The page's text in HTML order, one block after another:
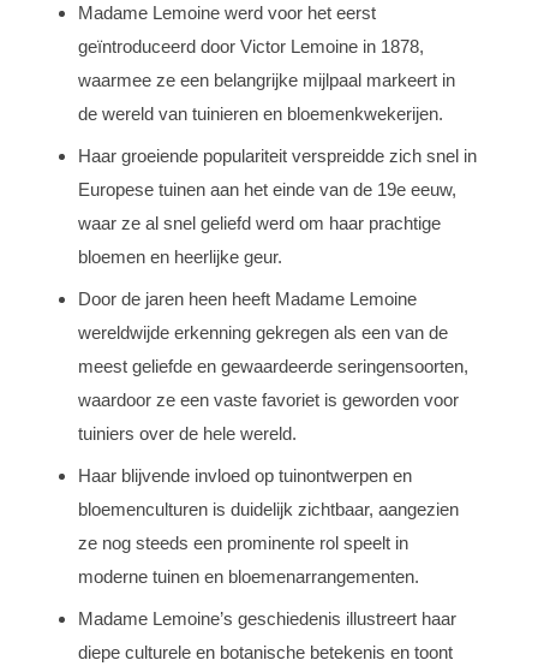
Madame Lemoine werd voor het eerst
geïntroduceerd door Victor Lemoine in 1878,
waarmee ze een belangrijke mijlpaal markeert in
de wereld van tuinieren en bloemenkwekerijen.
Haar groeiende populariteit verspreidde zich snel in
Europese tuinen aan het einde van de 19e eeuw,
waar ze al snel geliefd werd om haar prachtige
bloemen en heerlijke geur.
Door de jaren heen heeft Madame Lemoine
wereldwijde erkenning gekregen als een van de
meest geliefde en gewaardeerde seringensoorten,
waardoor ze een vaste favoriet is geworden voor
tuiniers over de hele wereld.
Haar blijvende invloed op tuinontwerpen en
bloemenculturen is duidelijk zichtbaar, aangezien
ze nog steeds een prominente rol speelt in
moderne tuinen en bloemenarrangementen.
Madame Lemoine’s geschiedenis illustreert haar
diepe culturele en botanische betekenis en toont